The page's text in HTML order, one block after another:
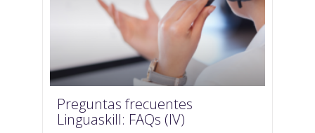
Preguntas frecuentes
Linguaskill: FAQs (IV)